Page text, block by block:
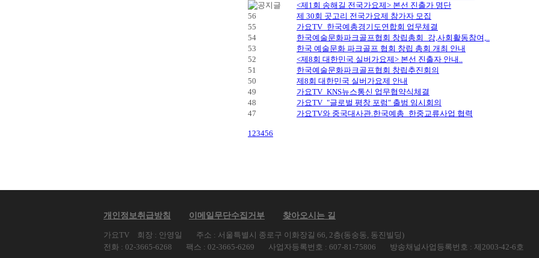
<제1회 송해길 전국가요제> 본선 진출가 명단
56
제 30회 곳고리 전국가요제 참가자 모집
55
가요TV_한국예총경기도연합회 업무체결
54
한국예술문화파크골프협회 창립총회_강,사회활동참여,..
53
한국 예술문화 파크골프 협회 창립 총회 개최 안내
52
<제8회 대한민국 실버가요제> 본선 진출자 안내..
51
한국예술문화파크골프협회 창립추진회의
50
제8회 대한민국 실버가요제 안내
49
가요TV_KNS뉴스통신 업무협약식체결
48
가요TV_"글로벌 평창 포럼" 출범 임시회의
47
가요TV와 중국대사관.한국예총_한중교류사업 협력
123456
개인정보취급방침 이메일무단수집거부 찾아오시는 길
가요TV 회장 : 안영일
주소 : 서울특별시 종로구 이화장길 66, 2층(동숭동, 동진빌딩)
전화 : 02-3665-6268
팩스 : 02-3665-6269 사업자등록번호 : 607-81-75806 방송채널사업등록번호 : 제2003-42-6호